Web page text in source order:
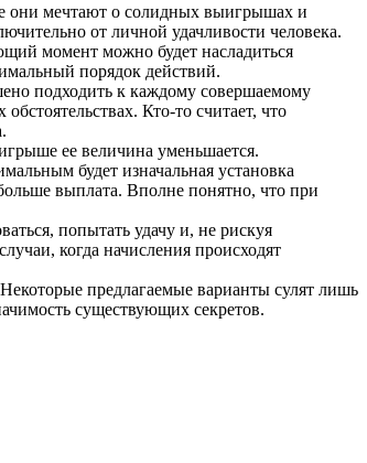
они мечтают о солидных выигрышах и
от личной удачливости человека.
момент можно будет насладиться
порядок действий.
подходить к каждому совершаемому
Кто-то считает, что
ее величина уменьшается.
будет изначальная установка
выплата. Вполне понятно, что при
попытать удачу и, не рискуя
когда начисления происходят
предлагаемые варианты сулят лишь
существующих секретов.